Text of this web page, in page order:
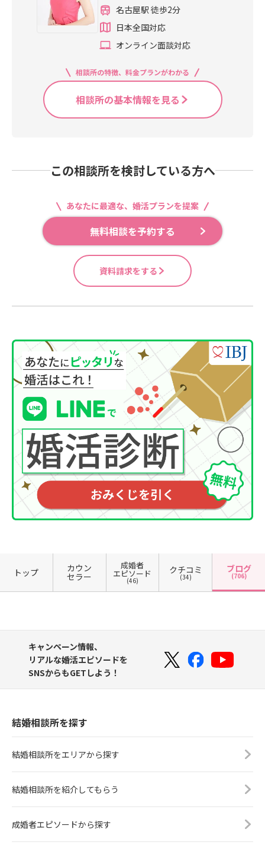
名古屋駅 徒歩2分
日本全国対応
オンライン面談対応
相談所の特徴、料金プランがわかる
相談所の基本情報を見る
この相談所を検討している方へ
あなたに最適な、婚活プランを提案
無料相談を予約する
資料請求をする
トップ カウン
セラー
成婚者
エピソード
(46)
クチコミ
(34)
ブログ
(706)
キャンペーン情報、
リアルな婚活エピソードを
SNSからもGETしよう！
結婚相談所を探す
結婚相談所をエリアから探す
結婚相談所を紹介してもらう
成婚者エピソードから探す